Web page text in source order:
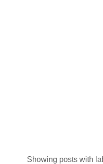
Showing posts with